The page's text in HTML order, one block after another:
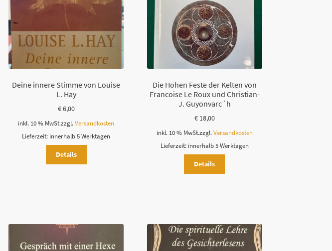
Deine innere Stimme von Louise
L. Hay
€6,00
inkl. 10 % MwSt.zzgl.Versandkosten
Lieferzeit: innerhalb 5 Werktagen
Details
Die Hohen Feste der Kelten von
Francoise Le Roux und Christian-
J. Guyonvarc´h
€18,00
inkl. 10 % MwSt.zzgl. Versandkosten
Lieferzeit: innerhalb 5 Werktagen
Details